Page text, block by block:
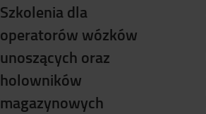
Szkolenia dla
operatorów wózków
unoszących oraz
holowników
magazynowych